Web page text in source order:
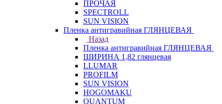
ПРОЧАЯ
SPECTROLL
SUN VISION
Пленка антигравийная ГЛЯНЦЕВАЯ
Назад
Пленка антигравийная ГЛЯНЦЕВАЯ
ШИРИНА 1,82 глянцевая
LLUMAR
PROFILM
SUN VISION
HOGOMAKU
QUANTUM